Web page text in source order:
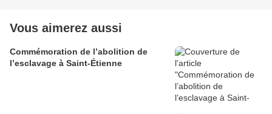
Vous aimerez aussi
Commémoration de l’abolition de
l’esclavage à Saint-Étienne